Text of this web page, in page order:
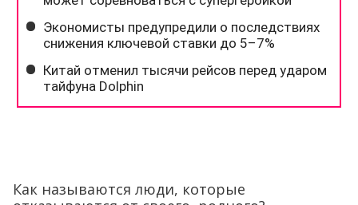
Как называются люди, которые